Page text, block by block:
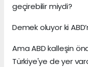
geçirebilir miydi?
Demek oluyor ki
Ama ABD kalleşin
Türkiye'ye de yer